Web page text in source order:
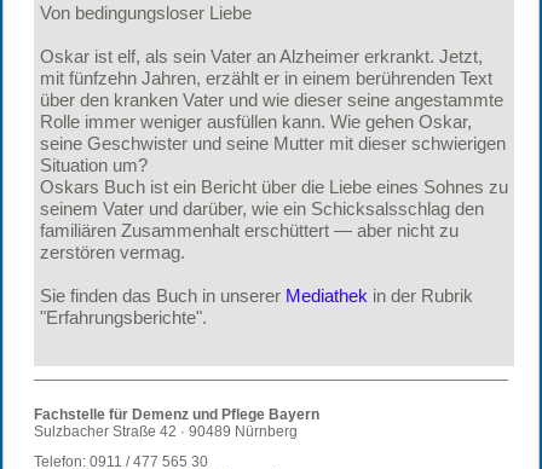
Von bedingungsloser Liebe
Oskar ist elf, als sein Vater an Alzheimer erkrankt. Jetzt,
mit fünfzehn Jahren, erzählt er in einem berührenden Text
über den kranken Vater und wie dieser seine angestammte
Rolle immer weniger ausfüllen kann. Wie gehen Oskar,
seine Geschwister und seine Mutter mit dieser schwierigen
Situation um?
Oskars Buch ist ein Bericht über die Liebe eines Sohnes zu
seinem Vater und darüber, wie ein Schicksalsschlag den
familiären Zusammenhalt erschüttert — aber nicht zu
zerstören vermag.
Sie finden das Buch in unserer Mediathek in der Rubrik
"Erfahrungsberichte".
Fachstelle für Demenz und Pflege Bayern
Sulzbacher Straße 42 · 90489 Nürnberg
Telefon: 0911 / 477 565 30